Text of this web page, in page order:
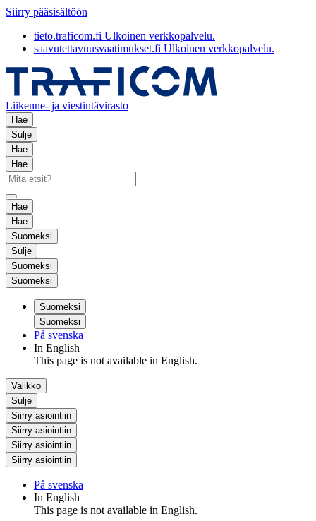
Siirry pääsisältöön
tieto.traficom.fi Ulkoinen verkkopalvelu.
saavutettavuusvaatimukset.fi Ulkoinen verkkopalvelu.
Liikenne- ja viestintävirasto
Hae
Sulje
Hae
Hae
Hae
Hae
Suomeksi
Sulje
Suomeksi
Suomeksi
Suomeksi
Suomeksi
På svenska
In English
This page is not available in English.
Valikko
Sulje
Siirry asiointiin
Siirry asiointiin
Siirry asiointiin
Siirry asiointiin
På svenska
In English
This page is not available in English.